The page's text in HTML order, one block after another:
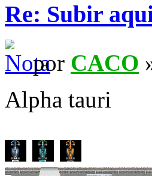
Re: Subir
por CACO
Alpha tauri